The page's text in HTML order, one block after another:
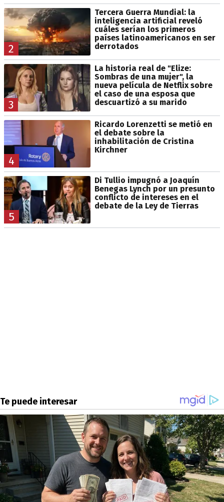
2
Tercera Guerra Mundial: la
inteligencia artificial reveló
cuáles serían los primeros
países latinoamericanos en ser
derrotados
3
La historia real de "Elize:
Sombras de una mujer", la
nueva película de Netflix sobre
el caso de una esposa que
descuartizó a su marido
4
Ricardo Lorenzetti se metió en
el debate sobre la
inhabilitación de Cristina
Kirchner
5
Di Tullio impugnó a Joaquín
Benegas Lynch por un presunto
conflicto de intereses en el
debate de la Ley de Tierras